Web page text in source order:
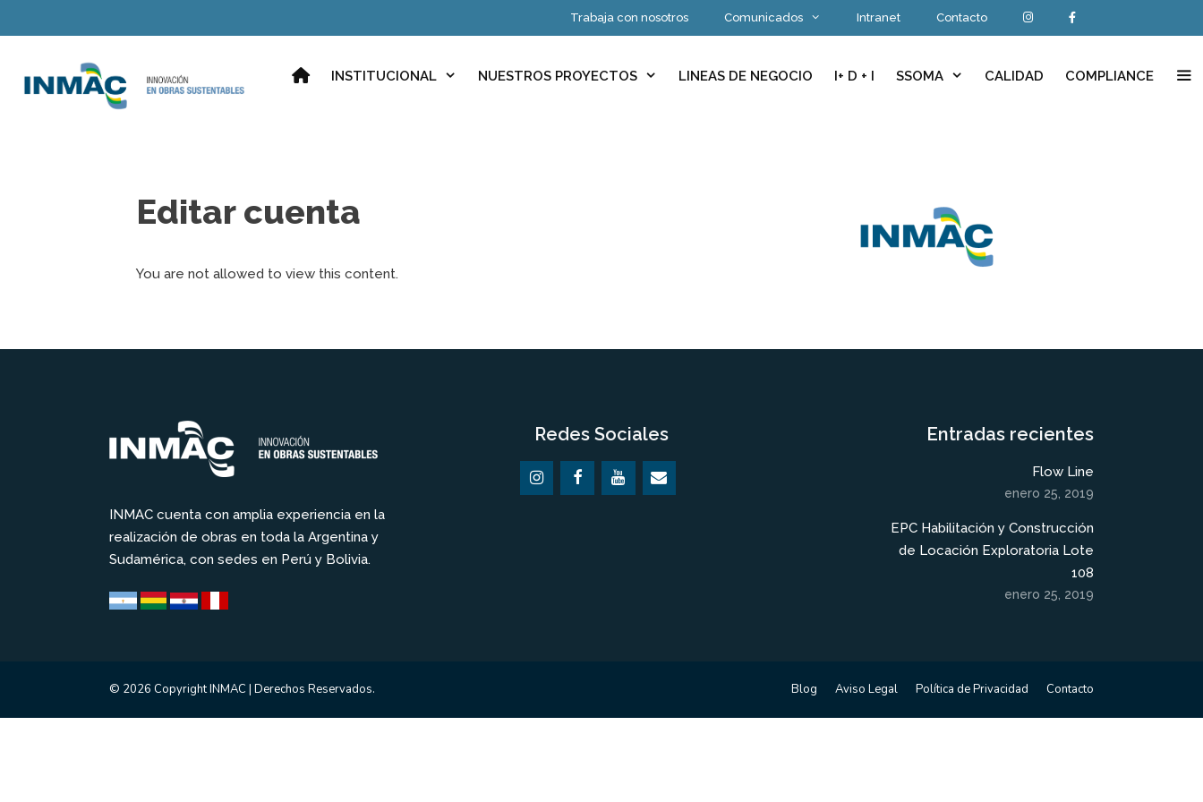
al
Trabaja con nosotros Comunicados Intranet Contacto
INICIOINSTITUCIONAL NUESTROS PROYECTOS LINEAS DE NEGOCIO I+ D + I SSOMA CALIDAD COMPLIANCE
Editar cuenta
You are not allowed to view this content.
INMAC cuenta con amplia experiencia en la
realización de obras en toda la Argentina y
Sudamérica, con sedes en Perú y Bolivia.
Redes Sociales Entradas recientes
Flow Line
enero 25, 2019
EPC Habilitación y Construcción
de Locación Exploratoria Lote
108
enero 25, 2019
Blog Aviso Legal Política de Privacidad Contacto
© 2026 Copyright INMAC | Derechos Reservados.